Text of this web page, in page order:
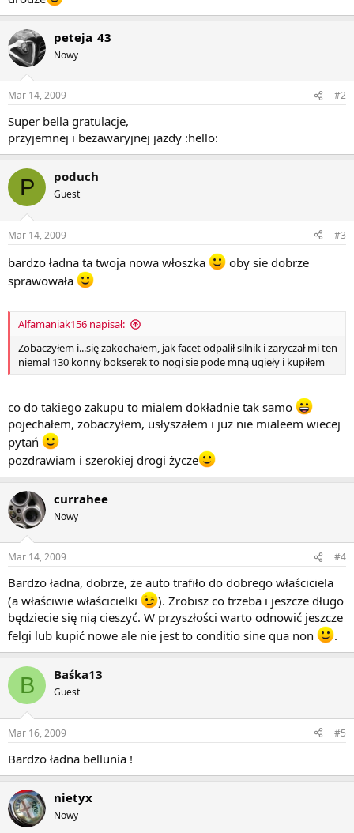
peteja_43
Nowy
Mar 14, 2009 #2
Super bella gratulacje,
przyjemnej i bezawaryjnej jazdy :hello:
P poduch
Guest
Mar 14, 2009 #3
bardzo ładna ta twoja nowa włoszka
oby sie dobrze
sprawowała
Alfamaniak156 napisał:
Zobaczyłem i...się zakochałem, jak facet odpalił silnik i zaryczał mi ten
niemal 130 konny bokserek to nogi sie pode mną ugieły i kupiłem
co do takiego zakupu to mialem dokładnie tak samo
pojechałem, zobaczyłem, usłyszałem i juz nie mialeem wiecej
pytań
pozdrawiam i szerokiej drogi życze
currahee
Nowy
Mar 14, 2009 #4
Bardzo ładna, dobrze, że auto trafiło do dobrego właściciela
(a właściwie właścicielki
). Zrobisz co trzeba i jeszcze długo
będziecie się nią cieszyć. W przyszłości warto odnowić jeszcze
felgi lub kupić nowe ale nie jest to conditio sine qua non
.
B Baśka13
Guest
Mar 16, 2009 #5
Bardzo ładna bellunia !
nietyx
Nowy